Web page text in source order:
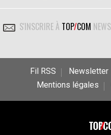
S'INSCRIRE À TOP/COM NEWS
Fil RSS Newsletter
Mentions légales